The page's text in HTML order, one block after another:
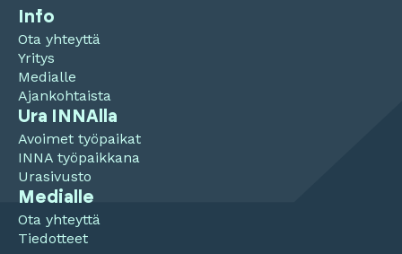
Info
Ota yhteyttä
Yritys
Medialle
Ajankohtaista
Ura INNAlla
Avoimet työpaikat
INNA työpaikkana
Urasivusto
Medialle
Ota yhteyttä
Tiedotteet